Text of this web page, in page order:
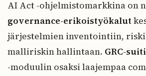
AI Act -ohjelmistomarkkina on
governance-erikoistyökalut
järjestelmien inventointiin,
malliriskin hallintaan. GRC-
-moduulin osaksi laajempaa